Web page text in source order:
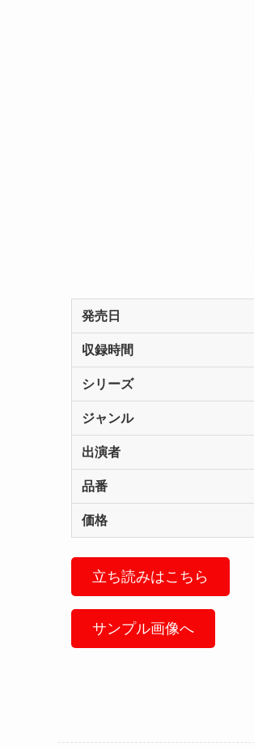
発売日
収録時間
シリーズ
ジャンル
出演者
品番
価格
立ち読みはこちら
サンプル画像へ